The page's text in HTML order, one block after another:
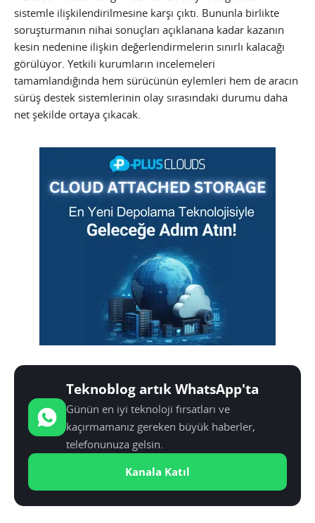
sistemle ilişkilendirilmesine karşı çıktı. Bununla birlikte
soruşturmanın nihai sonuçları açıklanana kadar kazanın
kesin nedenine ilişkin değerlendirmelerin sınırlı kalacağı
görülüyor. Yetkili kurumların incelemeleri
tamamlandığında hem sürücünün eylemleri hem de aracın
sürüş destek sistemlerinin olay sırasındaki durumu daha
net şekilde ortaya çıkacak.
Teknoblog artık WhatsApp'ta
Günün en iyi teknoloji fırsatları ve
kaçırmamanız gereken büyük haberler,
telefonunuza gelsin.
Kanala Katıl